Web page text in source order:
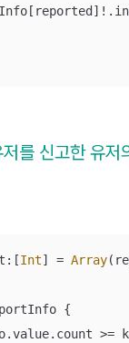
!
를 신고한 유저
Int] = Array
{
>=